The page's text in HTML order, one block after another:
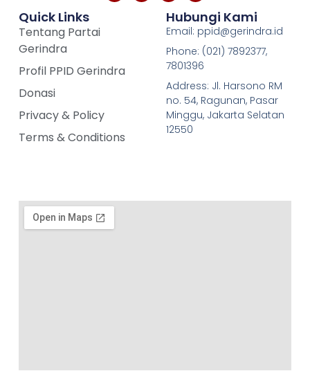
Quick Links
Tentang Partai
Gerindra
Profil PPID Gerindra
Donasi
Privacy & Policy
Terms & Conditions
Hubungi Kami
Email: ppid@gerindra.id
Phone: (021) 7892377,
7801396
Address: Jl. Harsono RM
no. 54, Ragunan, Pasar
Minggu, Jakarta Selatan
12550